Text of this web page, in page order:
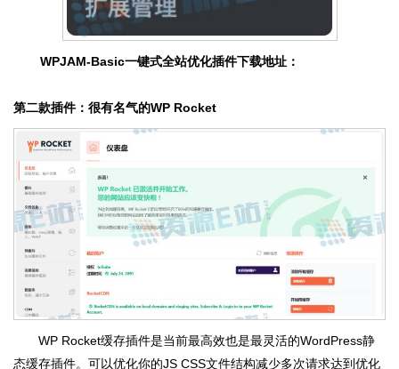
WPJAM-Basic一键式全站优化插件下载地址：
第二款插件：很有名气的WP Rocket
WP Rocket缓存插件是当前最高效也是最灵活的WordPress静
态缓存插件。可以优化你的JS CSS文件结构减少多次请求达到优化